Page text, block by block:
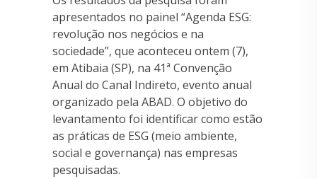
apresentados no painel “Agenda ESG:
revolução nos negócios e na
sociedade”, que aconteceu ontem (7),
em Atibaia (SP), na 41ª Convenção
Anual do Canal Indireto, evento anual
organizado pela ABAD. O objetivo do
levantamento foi identificar como estão
as práticas de ESG (meio ambiente,
social e governança) nas empresas
pesquisadas.